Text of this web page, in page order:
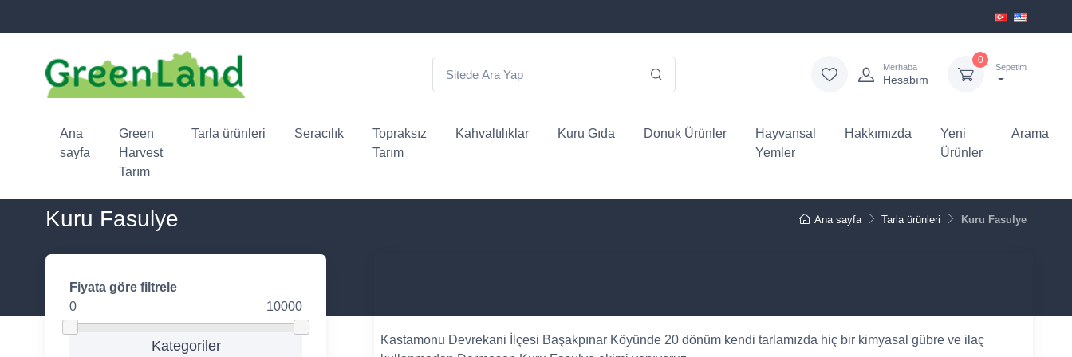
Merhaba
Hesabım
0
Sepetim
Ana
sayfa
Green
Harvest
Tarım
Tarla ürünleri Seracılık
Topraksız
Tarım
Kahvaltılıklar Kuru Gıda Donuk Ürünler
Hayvansal
Yemler
Hakkımızda
Yeni
Ürünler
Arama
Ana sayfa Tarla ürünleri Kuru Fasulye
Kuru Fasulye
Fiyata göre filtrele
0
10000
Kategoriler
Kastamonu Devrekani İlçesi Başakpınar Köyünde 20 dönüm kendi tarlamızda hiç bir kimyasal gübre ve ilaç